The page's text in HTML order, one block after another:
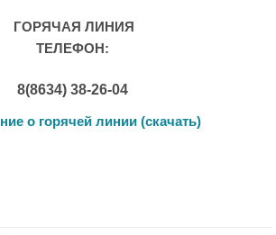
ГОРЯЧАЯ ЛИНИЯ
ТЕЛЕФОН:
8(8634) 38-26-04
о горячей линии (скачать)